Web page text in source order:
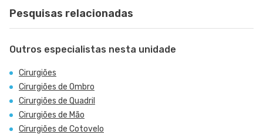
Pesquisas relacionadas
Outros especialistas nesta unidade
Cirurgiões
Cirurgiões de Ombro
Cirurgiões de Quadril
Cirurgiões de Mão
Cirurgiões de Cotovelo